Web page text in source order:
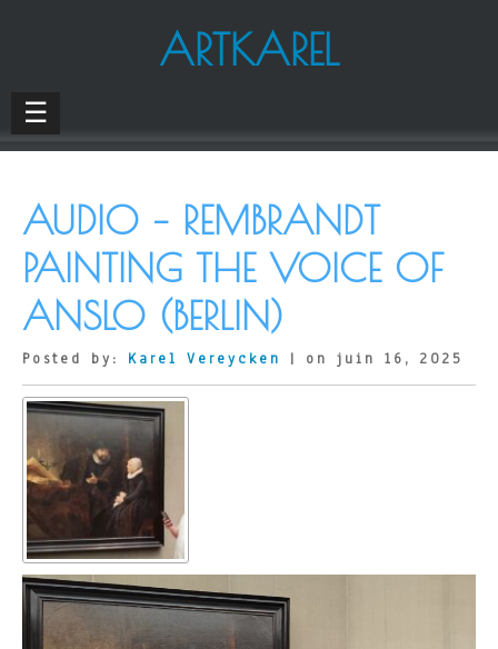
ARTKAREL
☰
AUDIO – REMBRANDT
PAINTING THE VOICE OF
ANSLO (BERLIN)
Posted by: Karel Vereycken | on juin 16, 2025